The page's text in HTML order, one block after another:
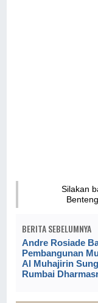
Silakan
BERITA SEBELUMNYA
Andre Rosiade
Pembangunan
Al Muhajirin
Rumbai